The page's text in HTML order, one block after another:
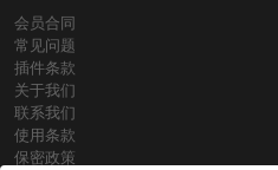
会员合同
常见问题
插件条款
关于我们
联系我们
使用条款
保密政策